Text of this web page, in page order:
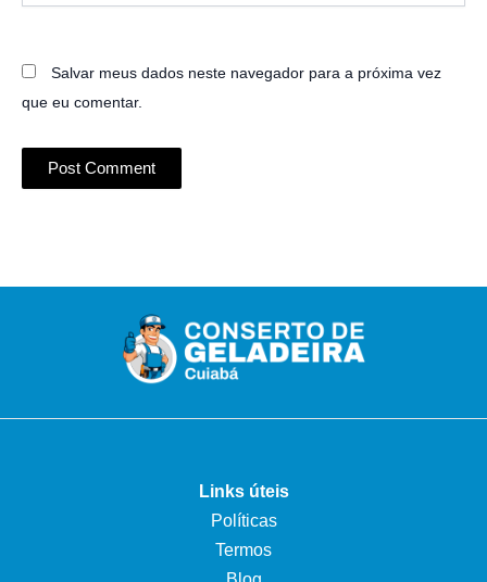
Salvar meus dados neste navegador para a próxima vez
que eu comentar.
Links úteis
Políticas
Termos